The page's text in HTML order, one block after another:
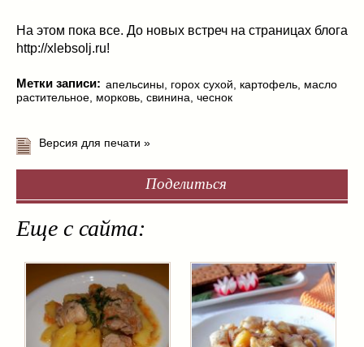
На этом пока все. До новых встреч на страницах блога
http://xlebsolj.ru!
Метки записи: апельсины горох сухой картофель масло
растительное морковь свинина чеснок
Версия для печати »
Поделиться
Еще с сайта: